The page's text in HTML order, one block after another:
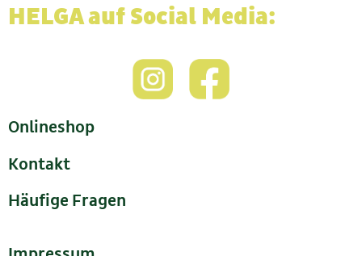
HELGA auf Social Media:
Onlineshop
Kontakt
Häufige Fragen